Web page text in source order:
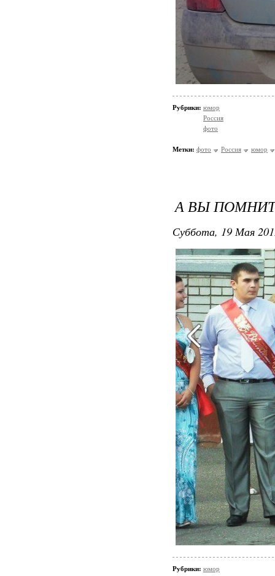
Рубрики: юмор
Россия
фото
Метки: фото Россия юмор
А ВЫ
Суббота, 19 Мая
Рубрики: юмор